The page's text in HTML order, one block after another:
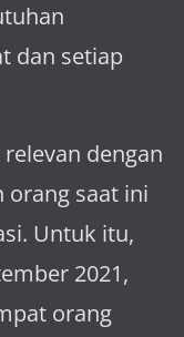
dan setiap
dengan
orang saat ini
Untuk itu,
2021,
orang